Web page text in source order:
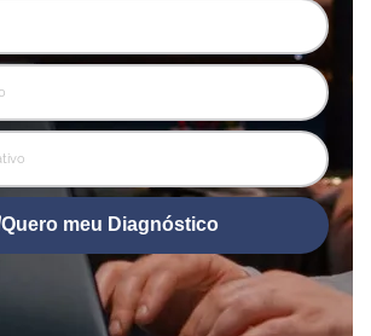
Quero meu Diagnóstico